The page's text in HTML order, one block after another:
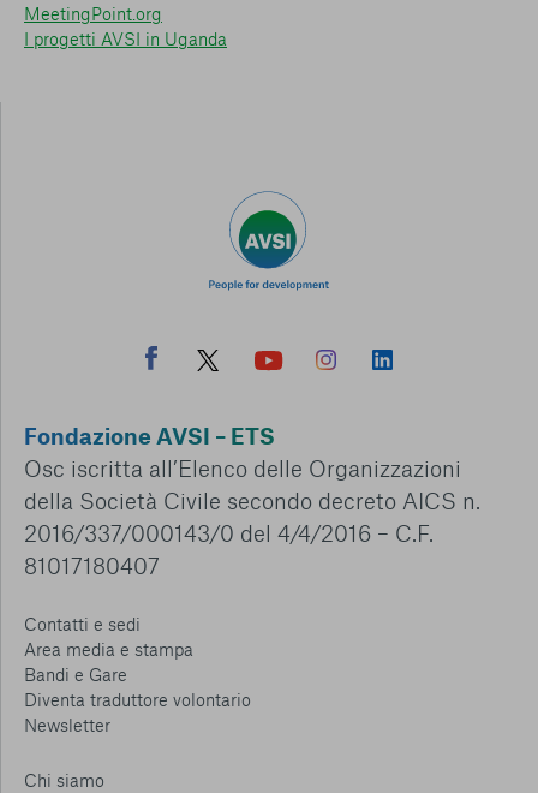
MeetingPoint.org
I progetti AVSI in Uganda
Fondazione AVSI – ETS
Osc iscritta all’Elenco delle Organizzazioni
della Società Civile secondo decreto AICS n.
2016/337/000143/0 del 4/4/2016 – C.F.
81017180407
Contatti e sedi
Area media e stampa
Bandi e Gare
Diventa traduttore volontario
Newsletter
Chi siamo